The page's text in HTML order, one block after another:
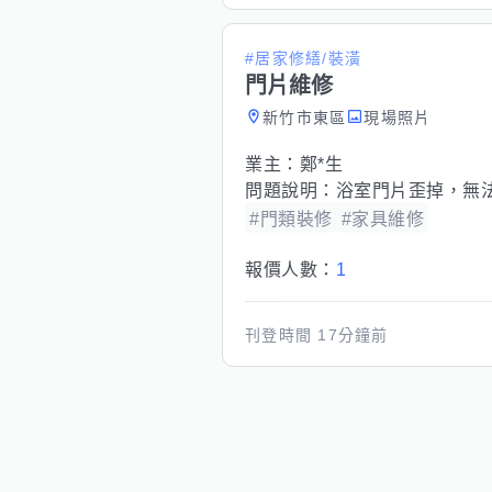
#居家修繕/裝潢
門片維修
新竹市東區 現場照片
業主： 鄭*生
問題說明： 浴室門片歪掉，無
#門類裝修 #家具維修
報價人數： 1
刊登時間 17分鐘前